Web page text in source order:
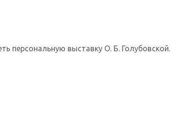
персональную выставку О. Б. Голубовской.